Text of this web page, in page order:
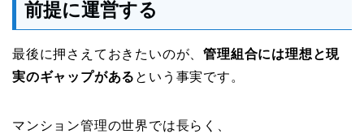
前提に運営する
最後に押さえておきたいのが、管理組合には理想と現
実のギャップがある という事実です。
マンション管理の世界では長らく、